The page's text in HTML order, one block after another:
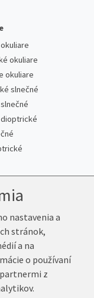
okuliare
okuliare
slnečné
dioptrické
nastavenia a
stránok,
a na
o používaní
z